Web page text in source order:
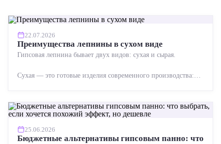
22.07.2026
Преимущества лепнины в сухом виде
Гипсовая лепнина бывает двух видов: сухая и сырая.
Сухая — это готовые изделия современного производства:
25.06.2026
Бюджетные альтернативы гипсовым панно: что